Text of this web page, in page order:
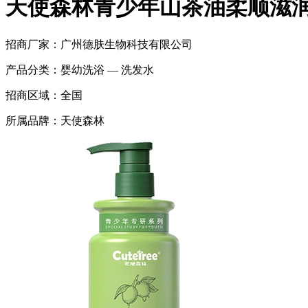
天使森林青少年山茶油柔顺滋
招商厂家： 广州德肤生物科技有限公司
产品分类： 婴幼洗浴 — 洗发水
招商区域： 全国
所属品牌： 天使森林